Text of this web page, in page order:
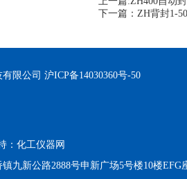
下一篇： ZH背封1-
限公司 沪ICP备14030360号-50
： 化工仪器网
九新公路2888号申新广场5号楼10楼EFG